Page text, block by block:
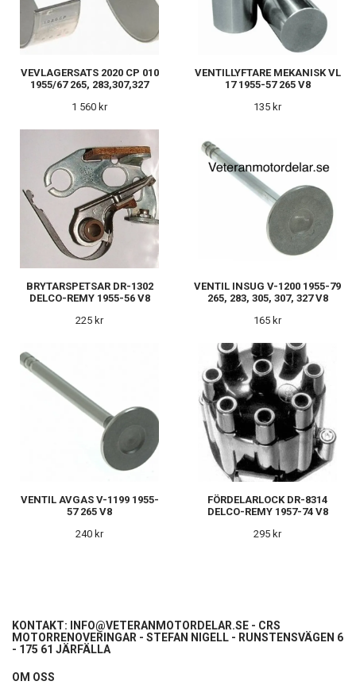
VEVLAGERSATS 2020 CP 010
1955/67 265, 283,307,327
1 560 kr
VENTILLYFTARE MEKANISK VL
17 1955-57 265 V8
135 kr
BRYTARSPETSAR DR-1302
DELCO-REMY 1955-56 V8
225 kr
VENTIL INSUG V-1200 1955-79
265, 283, 305, 307, 327 V8
165 kr
VENTIL AVGAS V-1199 1955-
57 265 V8
240 kr
FÖRDELARLOCK DR-8314
DELCO-REMY 1957-74 V8
295 kr
KONTAKT: INFO@VETERANMOTORDELAR.SE - CRS
MOTORRENOVERINGAR - STEFAN NIGELL - RUNSTENSVÄGEN 6
- 175 61 JÄRFÄLLA
OM OSS